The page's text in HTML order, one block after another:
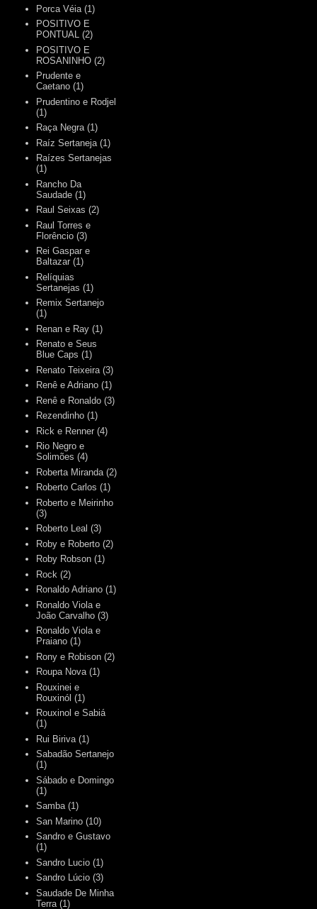
Porca Véia (1)
POSITIVO E
PONTUAL (2)
POSITIVO E
ROSANINHO (2)
Prudente e
Caetano (1)
Prudentino e Rodjel
(1)
Raça Negra (1)
Raíz Sertaneja (1)
Raízes Sertanejas
(1)
Rancho Da
Saudade (1)
Raul Seixas (2)
Raul Torres e
Florêncio (3)
Rei Gaspar e
Baltazar (1)
Relíquias
Sertanejas (1)
Remix Sertanejo
(1)
Renan e Ray (1)
Renato e Seus
Blue Caps (1)
Renato Teixeira (3)
Renê e Adriano (1)
Renê e Ronaldo (3)
Rezendinho (1)
Rick e Renner (4)
Rio Negro e
Solimões (4)
Roberta Miranda (2)
Roberto Carlos (1)
Roberto e Meirinho
(3)
Roberto Leal (3)
Roby e Roberto (2)
Roby Robson (1)
Rock (2)
Ronaldo Adriano (1)
Ronaldo Viola e
João Carvalho (3)
Ronaldo Viola e
Praiano (1)
Rony e Robison (2)
Roupa Nova (1)
Rouxinei e
Rouxinól (1)
Rouxinol e Sabiá
(1)
Rui Biriva (1)
Sabadão Sertanejo
(1)
Sábado e Domingo
(1)
Samba (1)
San Marino (10)
Sandro e Gustavo
(1)
Sandro Lucio (1)
Sandro Lúcio (3)
Saudade De Minha
Terra (1)